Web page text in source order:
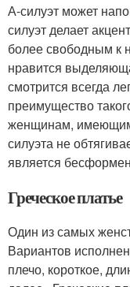
А-силуэт может
силуэт делает
более свободным к
нравится
смотрится всегда
преимущество
женщинам,
силуэта не
является
Греческое платье
Один из самых
Вариантов
плечо, короткое,